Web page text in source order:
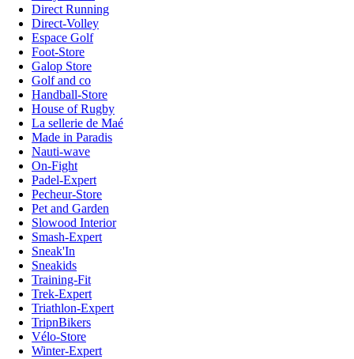
Direct Running
Direct-Volley
Espace Golf
Foot-Store
Galop Store
Golf and co
Handball-Store
House of Rugby
La sellerie de Maé
Made in Paradis
Nauti-wave
On-Fight
Padel-Expert
Pecheur-Store
Pet and Garden
Slowood Interior
Smash-Expert
Sneak'In
Sneakids
Training-Fit
Trek-Expert
Triathlon-Expert
TripnBikers
Vélo-Store
Winter-Expert